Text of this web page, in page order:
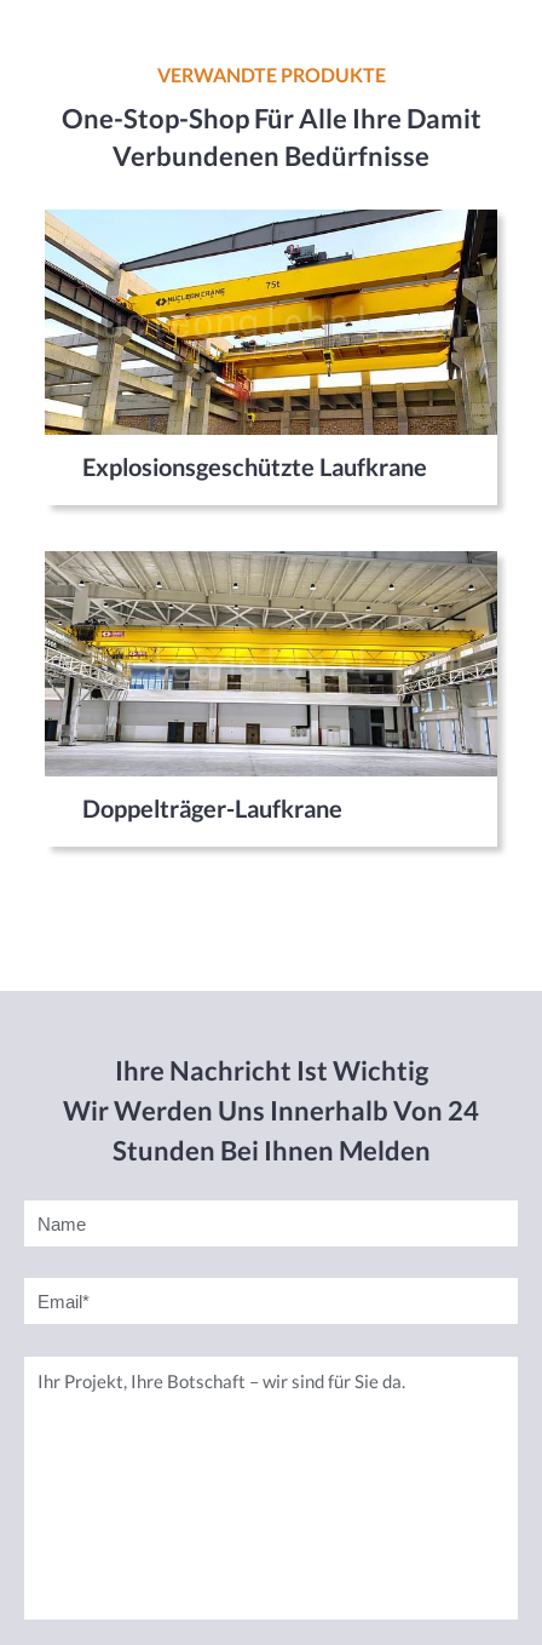
VERWANDTE PRODUKTE
One-Stop-Shop Für Alle Ihre Damit
Verbundenen Bedürfnisse
Explosionsgeschützte Laufkrane
Doppelträger-Laufkrane
Ihre Nachricht Ist Wichtig
Wir Werden Uns Innerhalb Von 24
Stunden Bei Ihnen Melden